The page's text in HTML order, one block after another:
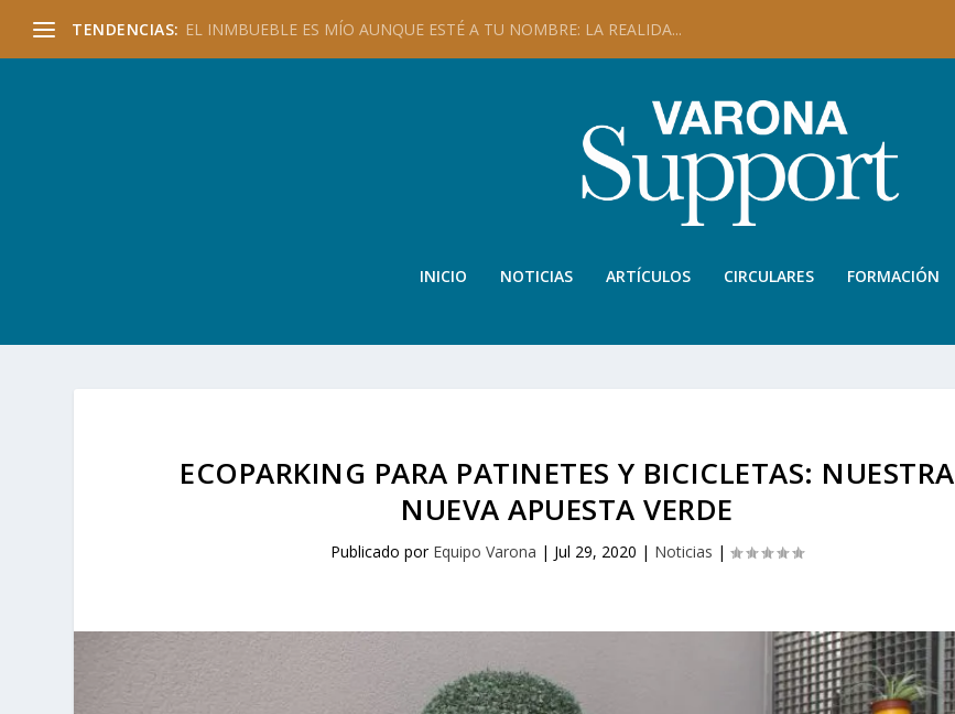
TENDENCIAS: EL INMBUEBLE ES MÍO AUNQUE ESTÉ A TU NOMBRE: LA REALIDA...
INICIO NOTICIAS ARTÍCULOS CIRCULARES FORMACIÓN
ECOPARKING PARA PATINETES Y BICICLETAS: NUESTRA
NUEVA APUESTA VERDE
Publicado por Equipo Varona | Jul 29, 2020 | Noticias |